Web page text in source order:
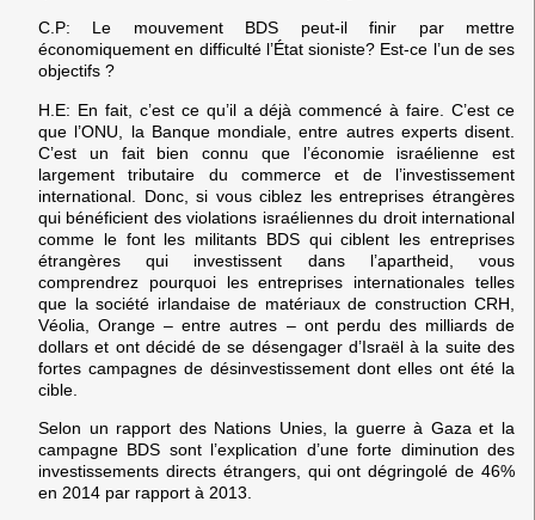
C.P: Le mouvement BDS peut-il finir par mettre
économiquement en difficulté l’État sioniste? Est-ce l’un de ses
objectifs ?
H.E: En fait, c’est ce qu’il a déjà commencé à faire. C’est ce
que l’ONU, la Banque mondiale, entre autres experts disent.
C’est un fait bien connu que l’économie israélienne est
largement tributaire du commerce et de l’investissement
international. Donc, si vous ciblez les entreprises étrangères
qui bénéficient des violations israéliennes du droit international
comme le font les militants BDS qui ciblent les entreprises
étrangères qui investissent dans l’apartheid, vous
comprendrez pourquoi les entreprises internationales telles
que la société irlandaise de matériaux de construction CRH,
Véolia, Orange – entre autres – ont perdu des milliards de
dollars et ont décidé de se désengager d’Israël à la suite des
fortes campagnes de désinvestissement dont elles ont été la
cible.
Selon un rapport des Nations Unies, la guerre à Gaza et la
campagne BDS sont l’explication d’une forte diminution des
investissements directs étrangers, qui ont dégringolé de 46%
en 2014 par rapport à 2013.